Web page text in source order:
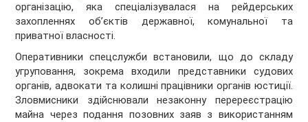
організацію, яка спеціалізувалася на рейдерських
захопленнях об’єктів державної, комунальної та
приватної власності.
Оперативники спецслужби встановили, що до складу
угруповання, зокрема входили представники судових
органів, адвокати та колишні працівники органів юстиції.
Зловмисники здійснювали незаконну перереєстрацію
майна через подання позовних заяв з використанням